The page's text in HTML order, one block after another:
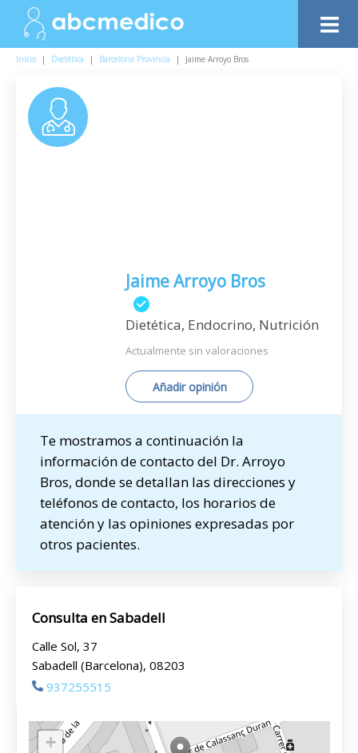
Inicio | Dietética | Barcelona Provincia | Jaime Arroyo Bros
Jaime Arroyo Bros
Dietética, Endocrino, Nutrición
Actualmente sin valoraciones
Añadir opinión
Te mostramos a continuación la
información de contacto del Dr. Arroyo
Bros, donde se detallan las direcciones y
teléfonos de contacto, los horarios de
atención y las opiniones expresadas por
otros pacientes.
Consulta en Sabadell
Calle Sol, 37
Sabadell (Barcelona), 08203
937255515
+